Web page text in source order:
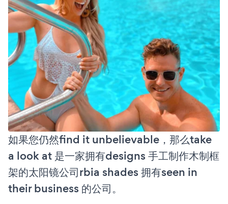
如果您仍然find it unbelievable，那么take
a look at 是一家拥有designs 手工制作木制框
架的太阳镜公司rbia shades 拥有seen in
their business 的公司。